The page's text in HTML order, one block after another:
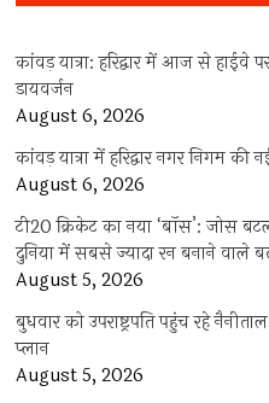
कांवड़ यात्रा: हरिद्वार में आज से हाईवे
डायवर्जन
August 6, 2026
कांवड़ यात्रा में हरिद्वार नगर निगम की
August 6, 2026
टी20 क्रिकेट का नया ‘बॉस’: जोस
दुनिया में सबसे ज्यादा रन बनाने वाले
August 5, 2026
बुधवार को उपराष्ट्रपति पहुंच रहे
प्‍लान
August 5, 2026